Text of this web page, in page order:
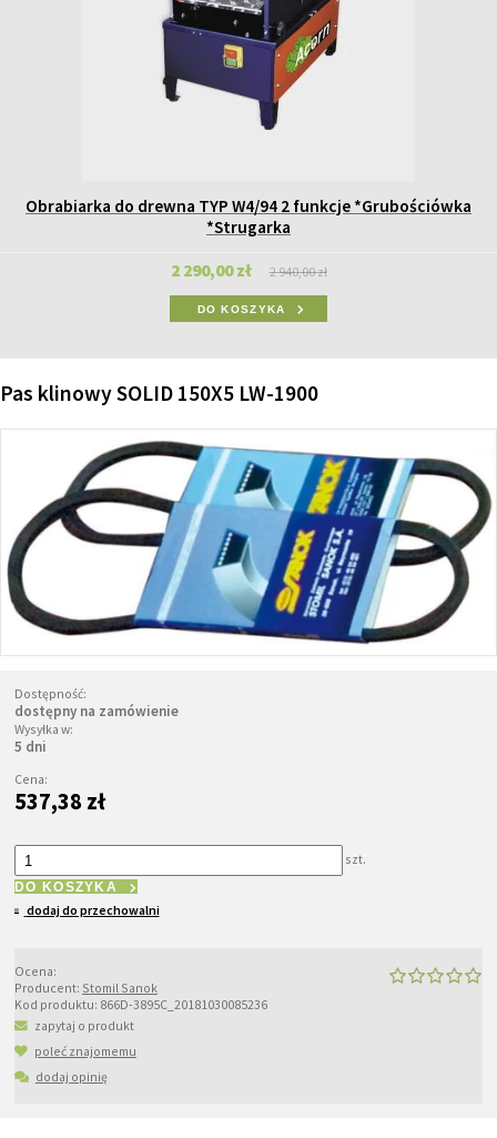
Obrabiarka do drewna TYP W4/94 2 funkcje *Grubościówka
*Strugarka
2 290,00 zł 2 940,00 zł
DO KOSZYKA
Pas klinowy SOLID 150X5 LW-1900
Dostępność:
dostępny na zamówienie
Wysyłka w:
5 dni
Cena:
537,38 zł
szt.
DO KOSZYKA
dodaj do przechowalni
Ocena:
Producent: Stomil Sanok
Kod produktu: 866D-3895C_20181030085236
zapytaj o produkt
poleć znajomemu
dodaj opinię